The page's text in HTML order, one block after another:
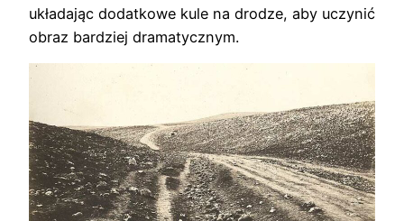
układając dodatkowe kule na drodze, aby uczynić
obraz bardziej dramatycznym.